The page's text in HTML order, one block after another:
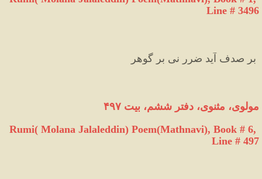
Line # 3496
بر صدف آید ضرر نی بر گوهر
مولوی، مثنوی، دفتر ششم، بیت ۴۹۷
Rumi( Molana Jalaleddin) Poem(Mathnavi), Book # 6,
Line # 497